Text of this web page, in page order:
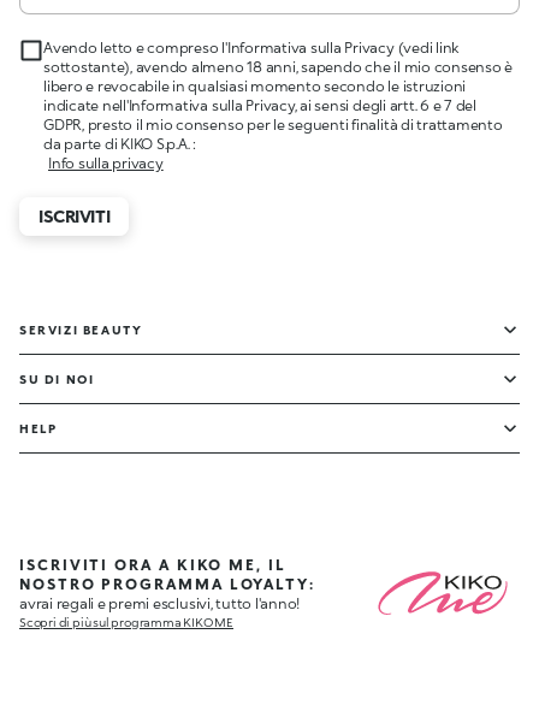
Avendo letto e compreso l'Informativa sulla Privacy (vedi link
sottostante), avendo almeno 18 anni, sapendo che il mio consenso è
libero e revocabile in qualsiasi momento secondo le istruzioni
indicate nell'Informativa sulla Privacy, ai sensi degli artt. 6 e 7 del
GDPR, presto il mio consenso per le seguenti finalità di trattamento
da parte di KIKO S.p.A. :
Info sulla privacy
ISCRIVITI
SERVIZI BEAUTY
SU DI NOI
HELP
ISCRIVITI ORA A KIKO ME, IL
NOSTRO PROGRAMMA LOYALTY:
avrai regali e premi esclusivi, tutto l'anno!
Scopri di più sul programma KIKO ME